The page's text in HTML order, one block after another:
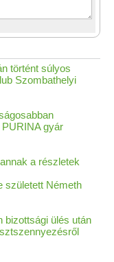
történt súlyos
Szombathelyi
gyár
a részletek
született Németh
bizottsági ülés után